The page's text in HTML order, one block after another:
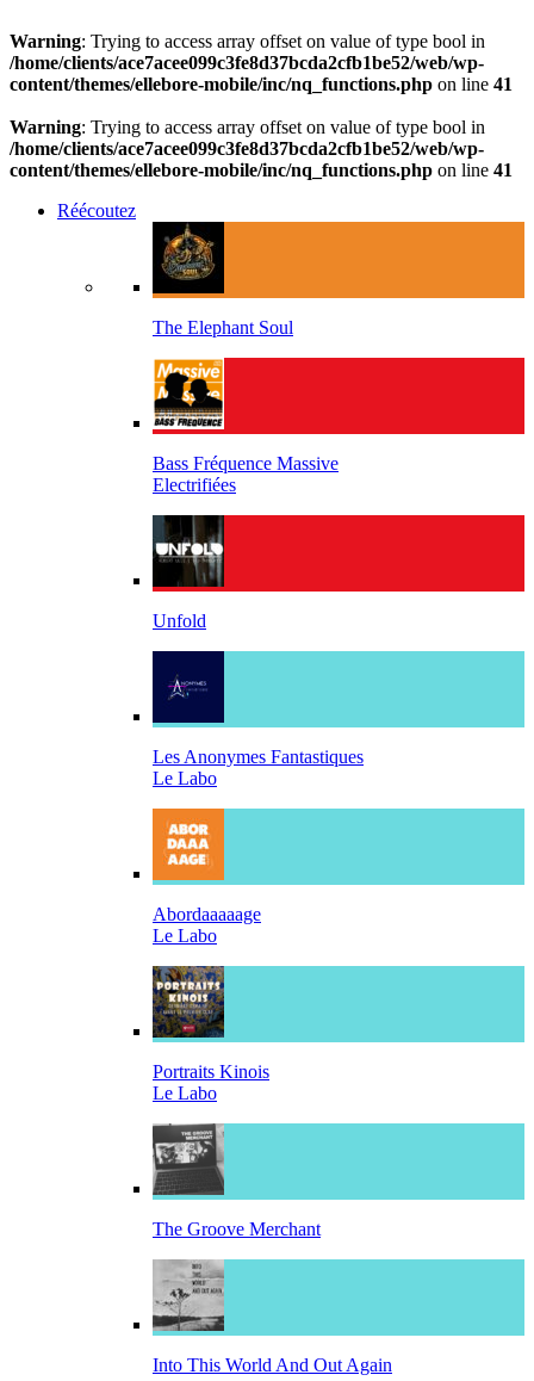
Warning: Trying to access array offset on value of type bool in
/home/clients/ace7acee099c3fe8d37bcda2cfb1be52/web/wp-
content/themes/ellebore-mobile/inc/nq_functions.php on line 41
Warning: Trying to access array offset on value of type bool in
/home/clients/ace7acee099c3fe8d37bcda2cfb1be52/web/wp-
content/themes/ellebore-mobile/inc/nq_functions.php on line 41
Réécoutez
The Elephant Soul
Bass Fréquence Massive
Electrifiées
Unfold
Les Anonymes Fantastiques
Le Labo
Abordaaaaage
Le Labo
Portraits Kinois
Le Labo
The Groove Merchant
Into This World And Out Again